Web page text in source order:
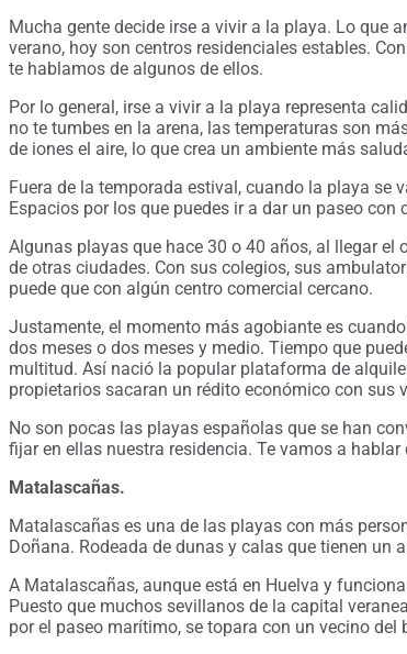
Mucha gente decide irse a vivir a la playa. Lo que
verano, hoy son centros residenciales estables.
te hablamos de algunos de ellos.
Por lo general, irse a vivir a la playa representa
no te tumbes en la arena, las temperaturas son
de iones el aire, lo que crea un ambiente más
Fuera de la temporada estival, cuando la playa se
Espacios por los que puedes ir a dar un paseo
Algunas playas que hace 30 o 40 años, al llegar
de otras ciudades. Con sus colegios, sus
puede que con algún centro comercial cercano.
Justamente, el momento más agobiante es
dos meses o dos meses y medio. Tiempo que
multitud. Así nació la popular plataforma de
propietarios sacaran un rédito económico con sus
No son pocas las playas españolas que se han
fijar en ellas nuestra residencia. Te vamos a
Matalascañas.
Matalascañas es una de las playas con más
Doñana. Rodeada de dunas y calas que tienen un
A Matalascañas, aunque está en Huelva y
Puesto que muchos sevillanos de la capital
por el paseo marítimo, se topara con un vecino del